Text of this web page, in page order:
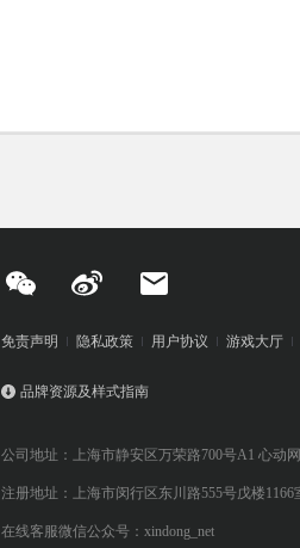
免责声明 隐私政策 用户协议 游戏大厅
品牌资源及样式指南
公司地址：上海市静安区万荣路700号A1 心动
注册地址：上海市闵行区东川路555号戊楼1166
在线客服微信公众号：xindong_net